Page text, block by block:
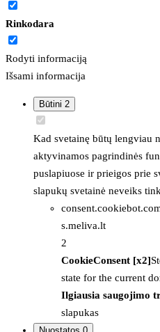
Rinkodara
Rodyti informaciją
Išsami informacija
Būtini 2
Kad svetainę būtų lengviau
aktyvinamos pagrindinės
puslapiuose ir prieigos prie
slapukų svetainė neveiks
s.meliva.lt
2
CookieConsent [x2]
state for the current
Ilgiausia saugojimo
slapukas